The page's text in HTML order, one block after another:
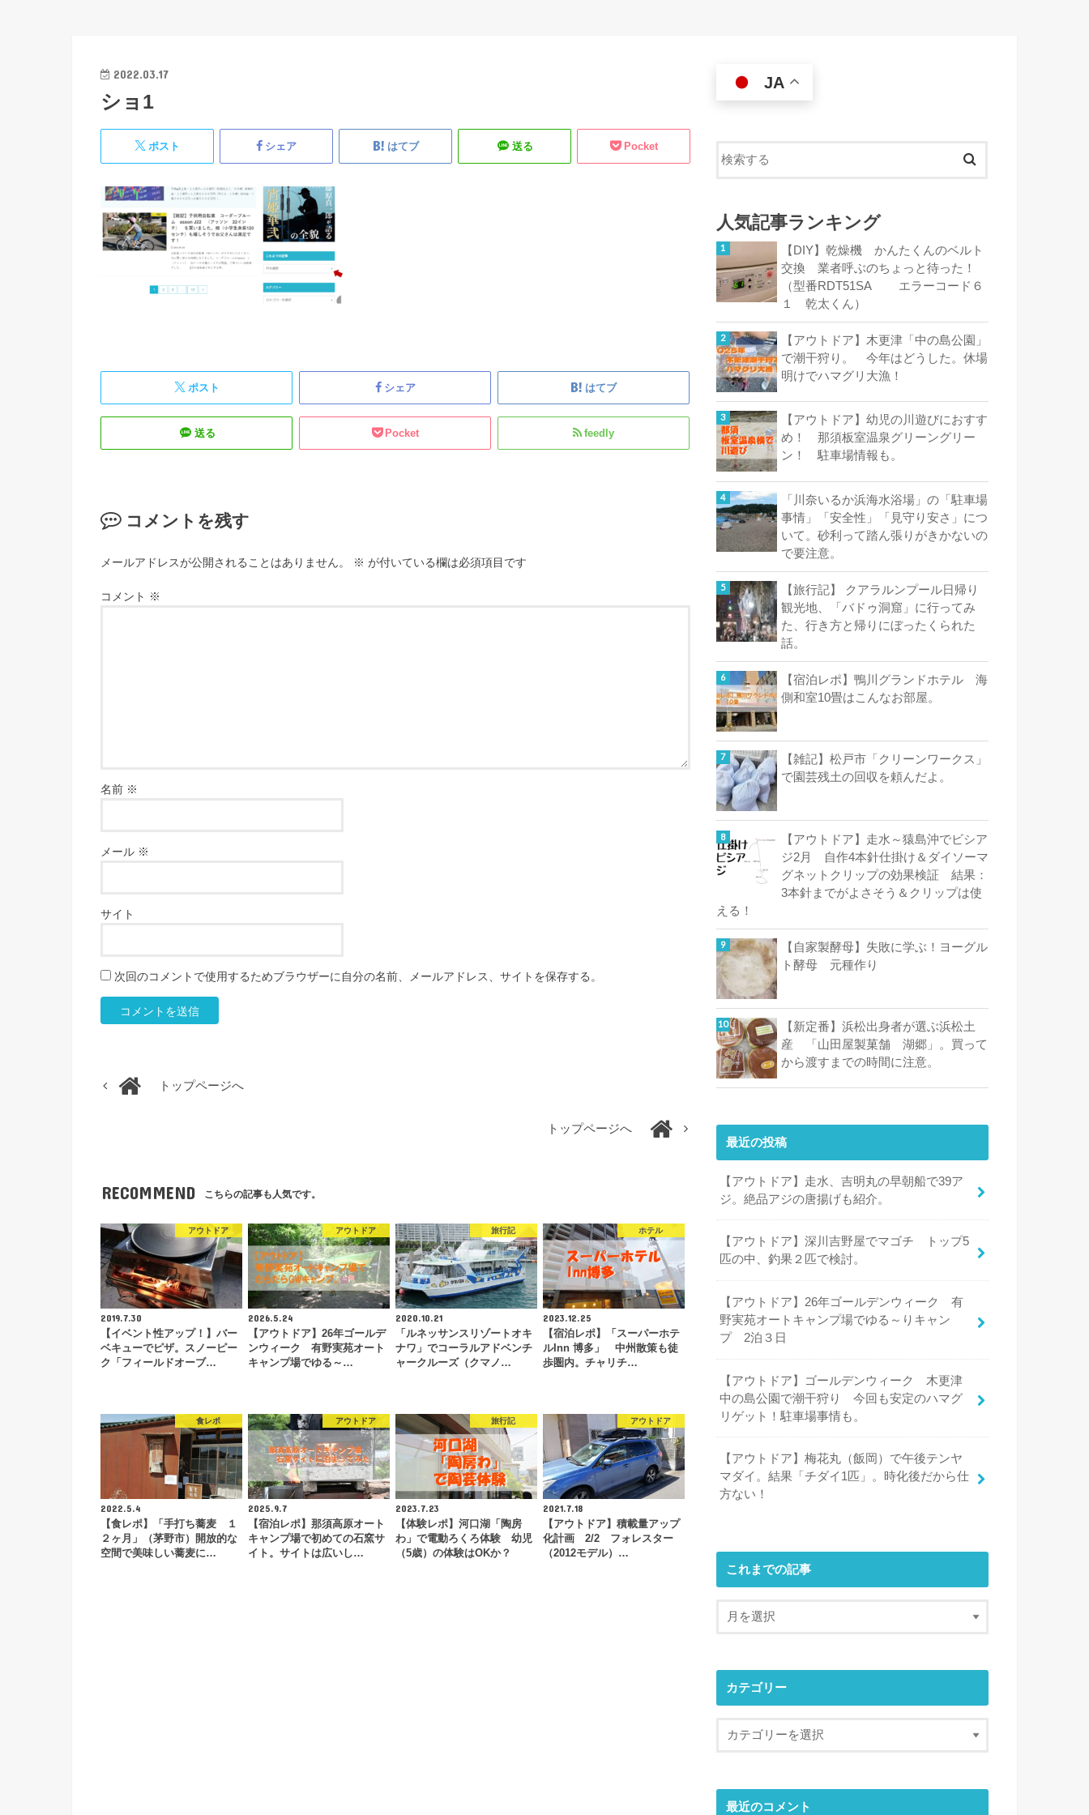
2022.03.17
ショ1
ポスト シェア はてブ 送る Pocket
ポスト シェア はてブ
送る Pocket feedly
コメントを残す
メールアドレスが公開されることはありません。 ※ が付いている欄は必須項目です
コメント ※
名前 ※
メール ※
サイト
次回のコメントで使用するためブラウザーに自分の名前、メールアドレス、サイトを保存する。
トップページへ
トップページへ
RECOMMEND こちらの記事も人気です。
アウトドア
2019.7.30
【イベント性アップ！】バー
ベキューでピザ。スノーピー
ク「フィールドオーブ…
アウトドア
2026.5.24
【アウトドア】26年ゴールデ
ンウィーク 有野実苑オート
キャンプ場でゆる～…
旅行記
2020.10.21
「ルネッサンスリゾートオキ
ナワ」でコーラルアドベンチ
ャークルーズ（クマノ…
ホテル
2023.12.25
【宿泊レポ】「スーパーホテ
ルInn 博多」 中州散策も徒
歩圏内。チャリチ…
食レポ
2022.5.4
【食レポ】「手打ち蕎麦 １
２ヶ月」（茅野市）開放的な
空間で美味しい蕎麦に…
アウトドア
2025.9.7
【宿泊レポ】那須高原オート
キャンプ場で初めての石窯サ
イト。サイトは広いし…
旅行記
2023.7.23
【体験レポ】河口湖「陶房
わ」で電動ろくろ体験 幼児
（5歳）の体験はOKか？
アウトドア
2021.7.18
【アウトドア】積載量アップ
化計画 2/2 フォレスター
（2012モデル）…
JA
人気記事ランキング
【DIY】乾燥機 かんたくんのベルト
交換 業者呼ぶのちょっと待った！
（型番RDT51SA エラーコード６
１ 乾太くん）
【アウトドア】木更津「中の島公園」
で潮干狩り。 今年はどうした。休場
明けでハマグリ大漁！
【アウトドア】幼児の川遊びにおすす
め！ 那須板室温泉グリーングリー
ン！ 駐車場情報も。
「川奈いるか浜海水浴場」の「駐車場
事情」「安全性」「見守り安さ」につ
いて。砂利って踏ん張りがきかないの
で要注意。
【旅行記】 クアラルンプール日帰り
観光地、「バドゥ洞窟」に行ってみ
た、行き方と帰りにぼったくられた
話。
【宿泊レポ】鴨川グランドホテル 海
側和室10畳はこんなお部屋。
【雑記】松戸市「クリーンワークス」
で園芸残土の回収を頼んだよ。
【アウトドア】走水～猿島沖でビシア
ジ2月 自作4本針仕掛け＆ダイソーマ
グネットクリップの効果検証 結果：
3本針までがよさそう＆クリップは使
える！
【自家製酵母】失敗に学ぶ！ヨーグル
ト酵母 元種作り
【新定番】浜松出身者が選ぶ浜松土
産 「山田屋製菓舗 湖郷」。買って
から渡すまでの時間に注意。
最近の投稿
【アウトドア】走水、吉明丸の早朝船で39ア
ジ。絶品アジの唐揚げも紹介。
【アウトドア】深川吉野屋でマゴチ トップ5
匹の中、釣果２匹で検討。
【アウトドア】26年ゴールデンウィーク 有
野実苑オートキャンプ場でゆる～りキャン
プ 2泊３日
【アウトドア】ゴールデンウィーク 木更津
中の島公園で潮干狩り 今回も安定のハマグ
リゲット！駐車場事情も。
【アウトドア】梅花丸（飯岡）で午後テンヤ
マダイ。結果「チダイ1匹」。時化後だから仕
方ない！
これまでの記事
カテゴリー
最近のコメント